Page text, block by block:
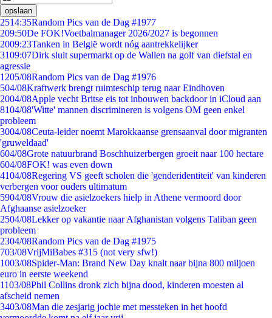
opslaan
2514:35Random Pics van de Dag #1977
209:50De FOK!Voetbalmanager 2026/2027 is begonnen
2009:23Tanken in België wordt nóg aantrekkelijker
3109:07Dirk sluit supermarkt op de Wallen na golf van diefstal en
agressie
1205/08Random Pics van de Dag #1976
504/08Kraftwerk brengt ruimteschip terug naar Eindhoven
2004/08Apple vecht Britse eis tot inbouwen backdoor in iCloud aan
8104/08'Witte' mannen discrimineren is volgens OM geen enkel
probleem
3004/08Ceuta-leider noemt Marokkaanse grensaanval door migranten
'gruweldaad'
604/08Grote natuurbrand Boschhuizerbergen groeit naar 100 hectare
604/08FOK! was even down
4104/08Regering VS geeft scholen die 'genderidentiteit' van kinderen
verbergen voor ouders ultimatum
5904/08Vrouw die asielzoekers hielp in Athene vermoord door
Afghaanse asielzoeker
2504/08Lekker op vakantie naar Afghanistan volgens Taliban geen
probleem
2304/08Random Pics van de Dag #1975
703/08VrijMiBabes #315 (not very sfw!)
1003/08Spider-Man: Brand New Day knalt naar bijna 800 miljoen
euro in eerste weekend
1103/08Phil Collins dronk zich bijna dood, kinderen moesten al
afscheid nemen
3403/08Man die zesjarig jochie met messteken in het hoofd